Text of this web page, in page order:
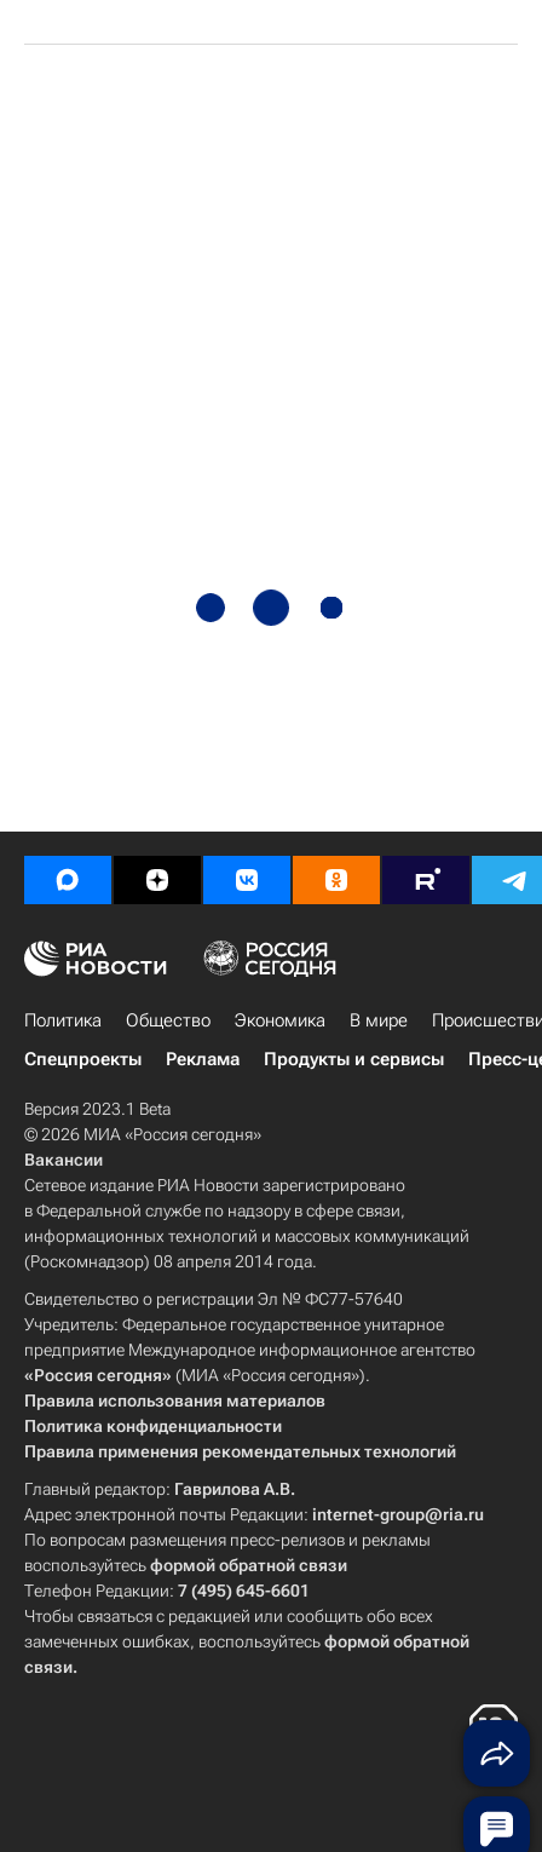
Политика Общество Экономика В мире
Спецпроекты
Реклама Продукты и сервисы Пресс-
Версия 2023.1 Beta
© 2026 МИА «Россия сегодня»
Вакансии
Сетевое издание РИА Новости зарегистрировано
в Федеральной службе по надзору в сфере связи,
информационных технологий и массовых коммуникаций
(Роскомнадзор) 08 апреля 2014 года.
Свидетельство о регистрации Эл № ФС77-57640
Учредитель: Федеральное государственное унитарное
предприятие Международное информационное агентство
«Россия сегодня» (МИА «Россия сегодня»).
Правила использования материалов
Политика конфиденциальности
Правила применения рекомендательных технологий
Главный редактор: Гаврилова А.В.
Адрес электронной почты Редакции: internet-group@ria.ru
По вопросам размещения пресс-релизов и рекламы
воспользуйтесьформой обратной связи
Телефон Редакции: 7 (495) 645-6601
Чтобы связаться с редакцией или сообщить обо всех
замеченных ошибках, воспользуйтесьформой обратной
связи.